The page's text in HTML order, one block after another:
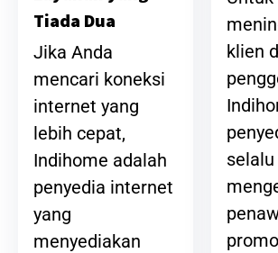
Tiada Dua
Jika Anda
mencari koneksi
internet yang
lebih cepat,
Indihome adalah
penyedia internet
yang
menyediakan
klien
selalu